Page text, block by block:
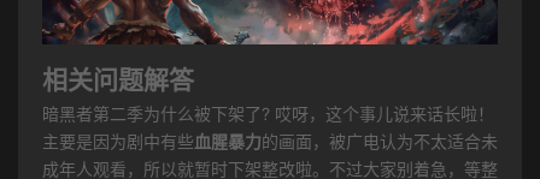
相关问题解答
暗黑者第二季为什么被下架了? 哎呀，这个事儿说来话长啦！
主要是因为剧中有些 血腥暴力的画面，被广电认为不太适合未
成年人观看，所以就暂时下架整改啦。不过大家别着急，等整